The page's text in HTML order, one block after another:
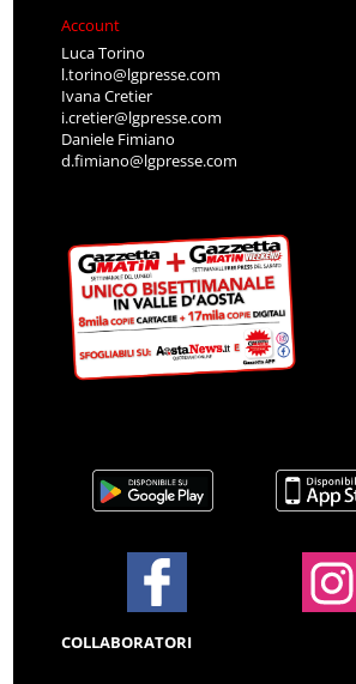
Account
Luca Torino
l.torino@lgpresse.com
Ivana Cretier
i.cretier@lgpresse.com
Daniele Fimiano
d.fimiano@lgpresse.com
COLLABORATORI